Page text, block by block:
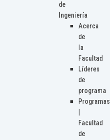
de
Ingeniería
Acerca
de
la
Facultad
Líderes
de
programa
Programas
Facultad
de